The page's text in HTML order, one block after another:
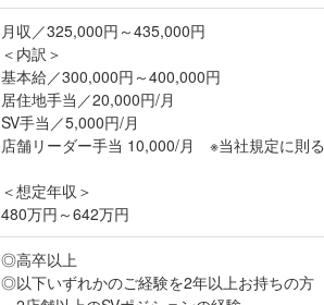
月収／325,000円～435,000円
＜内訳＞
基本給／300,000円～400,000円
居住地手当／20,000円/月
SV手当／5,000円/月
店舗リーダー手当 10,000/月 ※当社規定に則る
＜想定年収＞
480万円～642万円
◎高卒以上
◎以下いずれかのご経験を2年以上お持ちの方